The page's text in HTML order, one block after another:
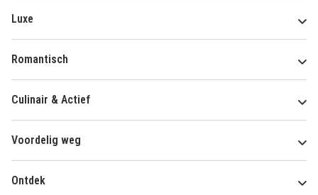
Luxe
Romantisch
Culinair & Actief
Voordelig weg
Ontdek